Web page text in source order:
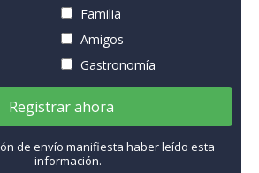
Familia
Amigos
Gastronomía
Registrar ahora
de envío manifiesta haber leído esta
información.